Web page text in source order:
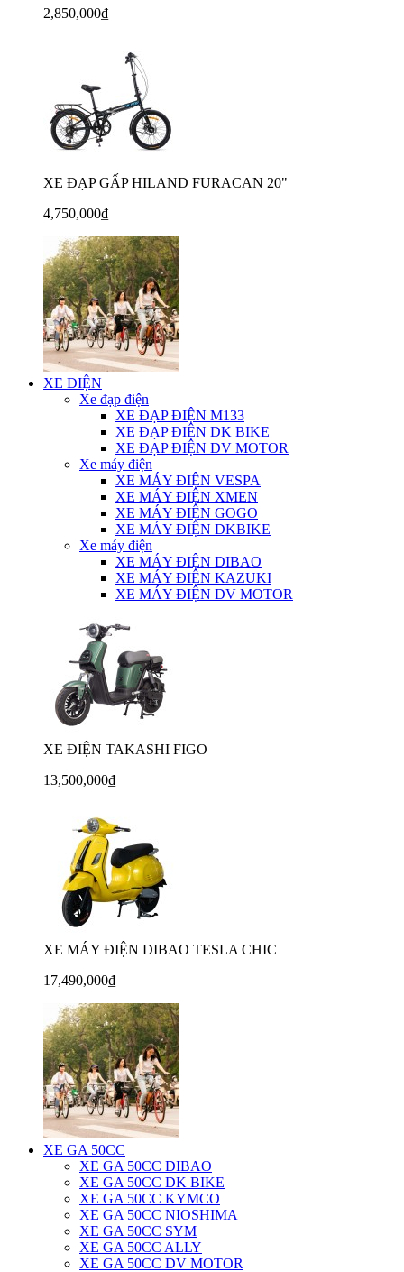
2,850,000₫
XE ĐẠP GẤP HILAND FURACAN 20"
4,750,000₫
XE ĐIỆN
Xe đạp điện
XE ĐẠP ĐIỆN M133
XE ĐẠP ĐIỆN DK BIKE
XE ĐẠP ĐIỆN DV MOTOR
Xe máy điện
XE MÁY ĐIỆN VESPA
XE MÁY ĐIỆN XMEN
XE MÁY ĐIỆN GOGO
XE MÁY ĐIỆN DKBIKE
Xe máy điện
XE MÁY ĐIỆN DIBAO
XE MÁY ĐIỆN KAZUKI
XE MÁY ĐIỆN DV MOTOR
XE ĐIỆN TAKASHI FIGO
13,500,000₫
XE MÁY ĐIỆN DIBAO TESLA CHIC
17,490,000₫
XE GA 50CC
XE GA 50CC DIBAO
XE GA 50CC DK BIKE
XE GA 50CC KYMCO
XE GA 50CC NIOSHIMA
XE GA 50CC SYM
XE GA 50CC ALLY
XE GA 50CC DV MOTOR